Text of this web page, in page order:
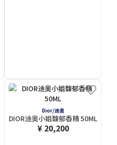
Dior/迪奧
DIOR迪奥小姐馥郁香精 50ML
¥ 20,200